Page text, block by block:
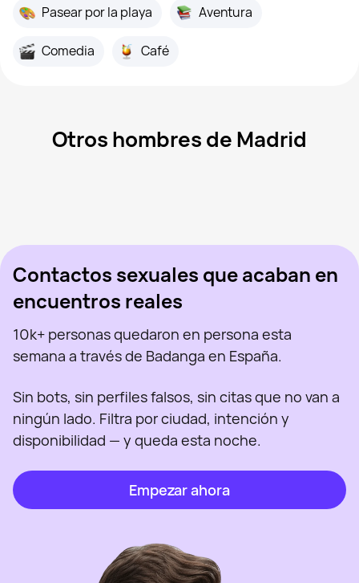
Pasear por la playa Aventura
Comedia Café
Otros hombres de Madrid
Contactos sexuales que acaban en
encuentros reales
10k+ personas quedaron en persona esta
semana a través de Badanga en España.
Sin bots, sin perfiles falsos, sin citas que no van a
ningún lado. Filtra por ciudad, intención y
disponibilidad — y queda esta noche.
Empezar ahora